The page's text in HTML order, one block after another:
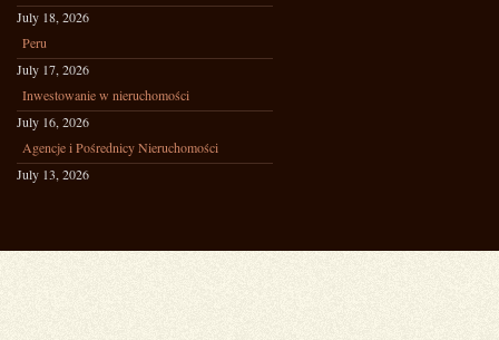
July 18, 2026
Peru
July 17, 2026
Inwestowanie w nieruchomości
July 16, 2026
Agencje i Pośrednicy Nieruchomości
July 13, 2026